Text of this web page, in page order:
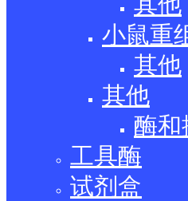
小鼠重
其他
其他
酶和
工具酶
试剂盒